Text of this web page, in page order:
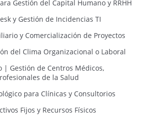
Gestión del Capital Humano y RRHH
y Gestión de Incidencias TI
y Comercialización de Proyectos
del Clima Organizacional o Laboral
| Gestión de Centros Médicos,
de la Salud
para Clínicas y Consultorios
Fijos y Recursos Físicos